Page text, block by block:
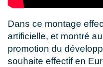
Dans ce montage
artificielle, et montré
promotion du
souhaite effectif en